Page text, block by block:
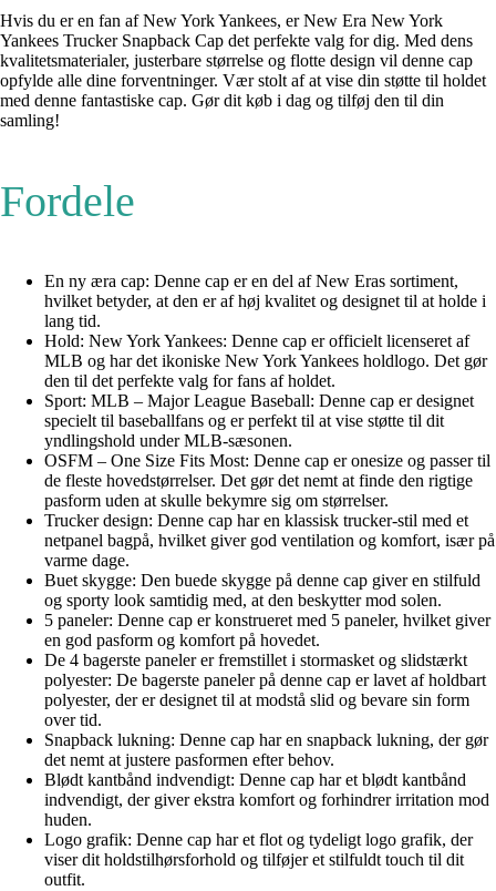
Hvis du er en fan af New York Yankees, er New Era New York
Yankees Trucker Snapback Cap det perfekte valg for dig. Med dens
kvalitetsmaterialer, justerbare størrelse og flotte design vil denne cap
opfylde alle dine forventninger. Vær stolt af at vise din støtte til holdet
med denne fantastiske cap. Gør dit køb i dag og tilføj den til din
samling!
Fordele
En ny æra cap: Denne cap er en del af New Eras sortiment,
hvilket betyder, at den er af høj kvalitet og designet til at holde i
lang tid.
Hold: New York Yankees: Denne cap er officielt licenseret af
MLB og har det ikoniske New York Yankees holdlogo. Det gør
den til det perfekte valg for fans af holdet.
Sport: MLB – Major League Baseball: Denne cap er designet
specielt til baseballfans og er perfekt til at vise støtte til dit
yndlingshold under MLB-sæsonen.
OSFM – One Size Fits Most: Denne cap er onesize og passer til
de fleste hovedstørrelser. Det gør det nemt at finde den rigtige
pasform uden at skulle bekymre sig om størrelser.
Trucker design: Denne cap har en klassisk trucker-stil med et
netpanel bagpå, hvilket giver god ventilation og komfort, især på
varme dage.
Buet skygge: Den buede skygge på denne cap giver en stilfuld
og sporty look samtidig med, at den beskytter mod solen.
5 paneler: Denne cap er konstrueret med 5 paneler, hvilket giver
en god pasform og komfort på hovedet.
De 4 bagerste paneler er fremstillet i stormasket og slidstærkt
polyester: De bagerste paneler på denne cap er lavet af holdbart
polyester, der er designet til at modstå slid og bevare sin form
over tid.
Snapback lukning: Denne cap har en snapback lukning, der gør
det nemt at justere pasformen efter behov.
Blødt kantbånd indvendigt: Denne cap har et blødt kantbånd
indvendigt, der giver ekstra komfort og forhindrer irritation mod
huden.
Logo grafik: Denne cap har et flot og tydeligt logo grafik, der
viser dit holdstilhørsforhold og tilføjer et stilfuldt touch til dit
outfit.